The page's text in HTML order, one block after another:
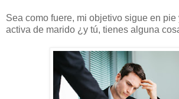
Sea como fuere, mi objetivo sigue en pie
activa de marido ¿y tú, tienes alguna